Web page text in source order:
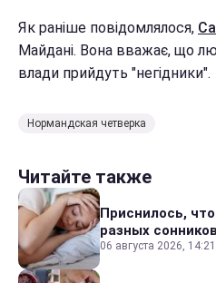
Як раніше повідомлялося,
Майдані. Вона вважає, що
влади прийдуть "негідники".
Нормандская четверка
Читайте также
Приснилось,
разных сонников
06 августа 2026, 14:21